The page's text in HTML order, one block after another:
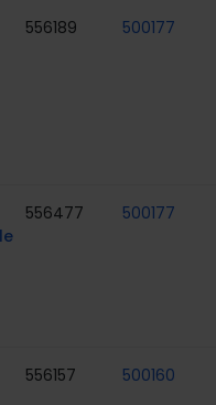
556189 500177
556477 500177
556157 500160